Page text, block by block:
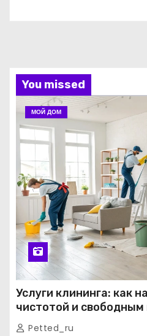
You missed
МОЙ ДОМ
Услуги клининга: как
чистотой и
Petted_ru